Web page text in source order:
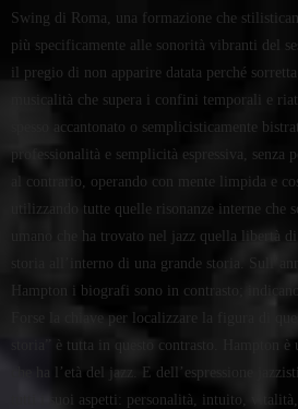
Swing di Roma, una formazione che
più specificamente alle sonorità vibranti del
il pregio di non apparire datata perché sorretta
musicalità che supera i confini temporali e
spesso accantonato o semplicisticamente
professionalità e semplicità espressiva, senza
al contrario, operando con mente limpida e
utilizzando tutte quelle risonanze interne che
umano che ha trovato nel jazz quella libertà
storia all’interno di una grande storia.
Hampton i biografi sono in contrasto;
Forse la chiave per localizzare la figura di
storia” è tutta in questo contrasto. Hampton è
che ha l’età del jazz. E dell’espressione
tutti i suoi aspetti: personalità, intuito,